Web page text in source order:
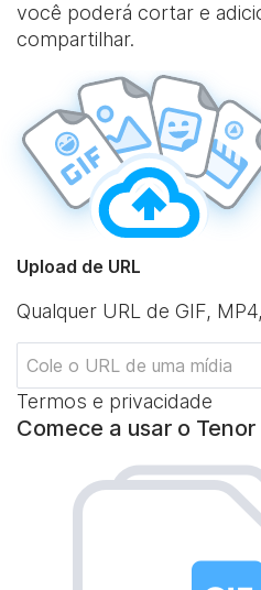
você poderá cortar e
compartilhar.
Upload de URL
Qualquer URL de GIF,
Termos e privacidade
Comece a usar o Tenor